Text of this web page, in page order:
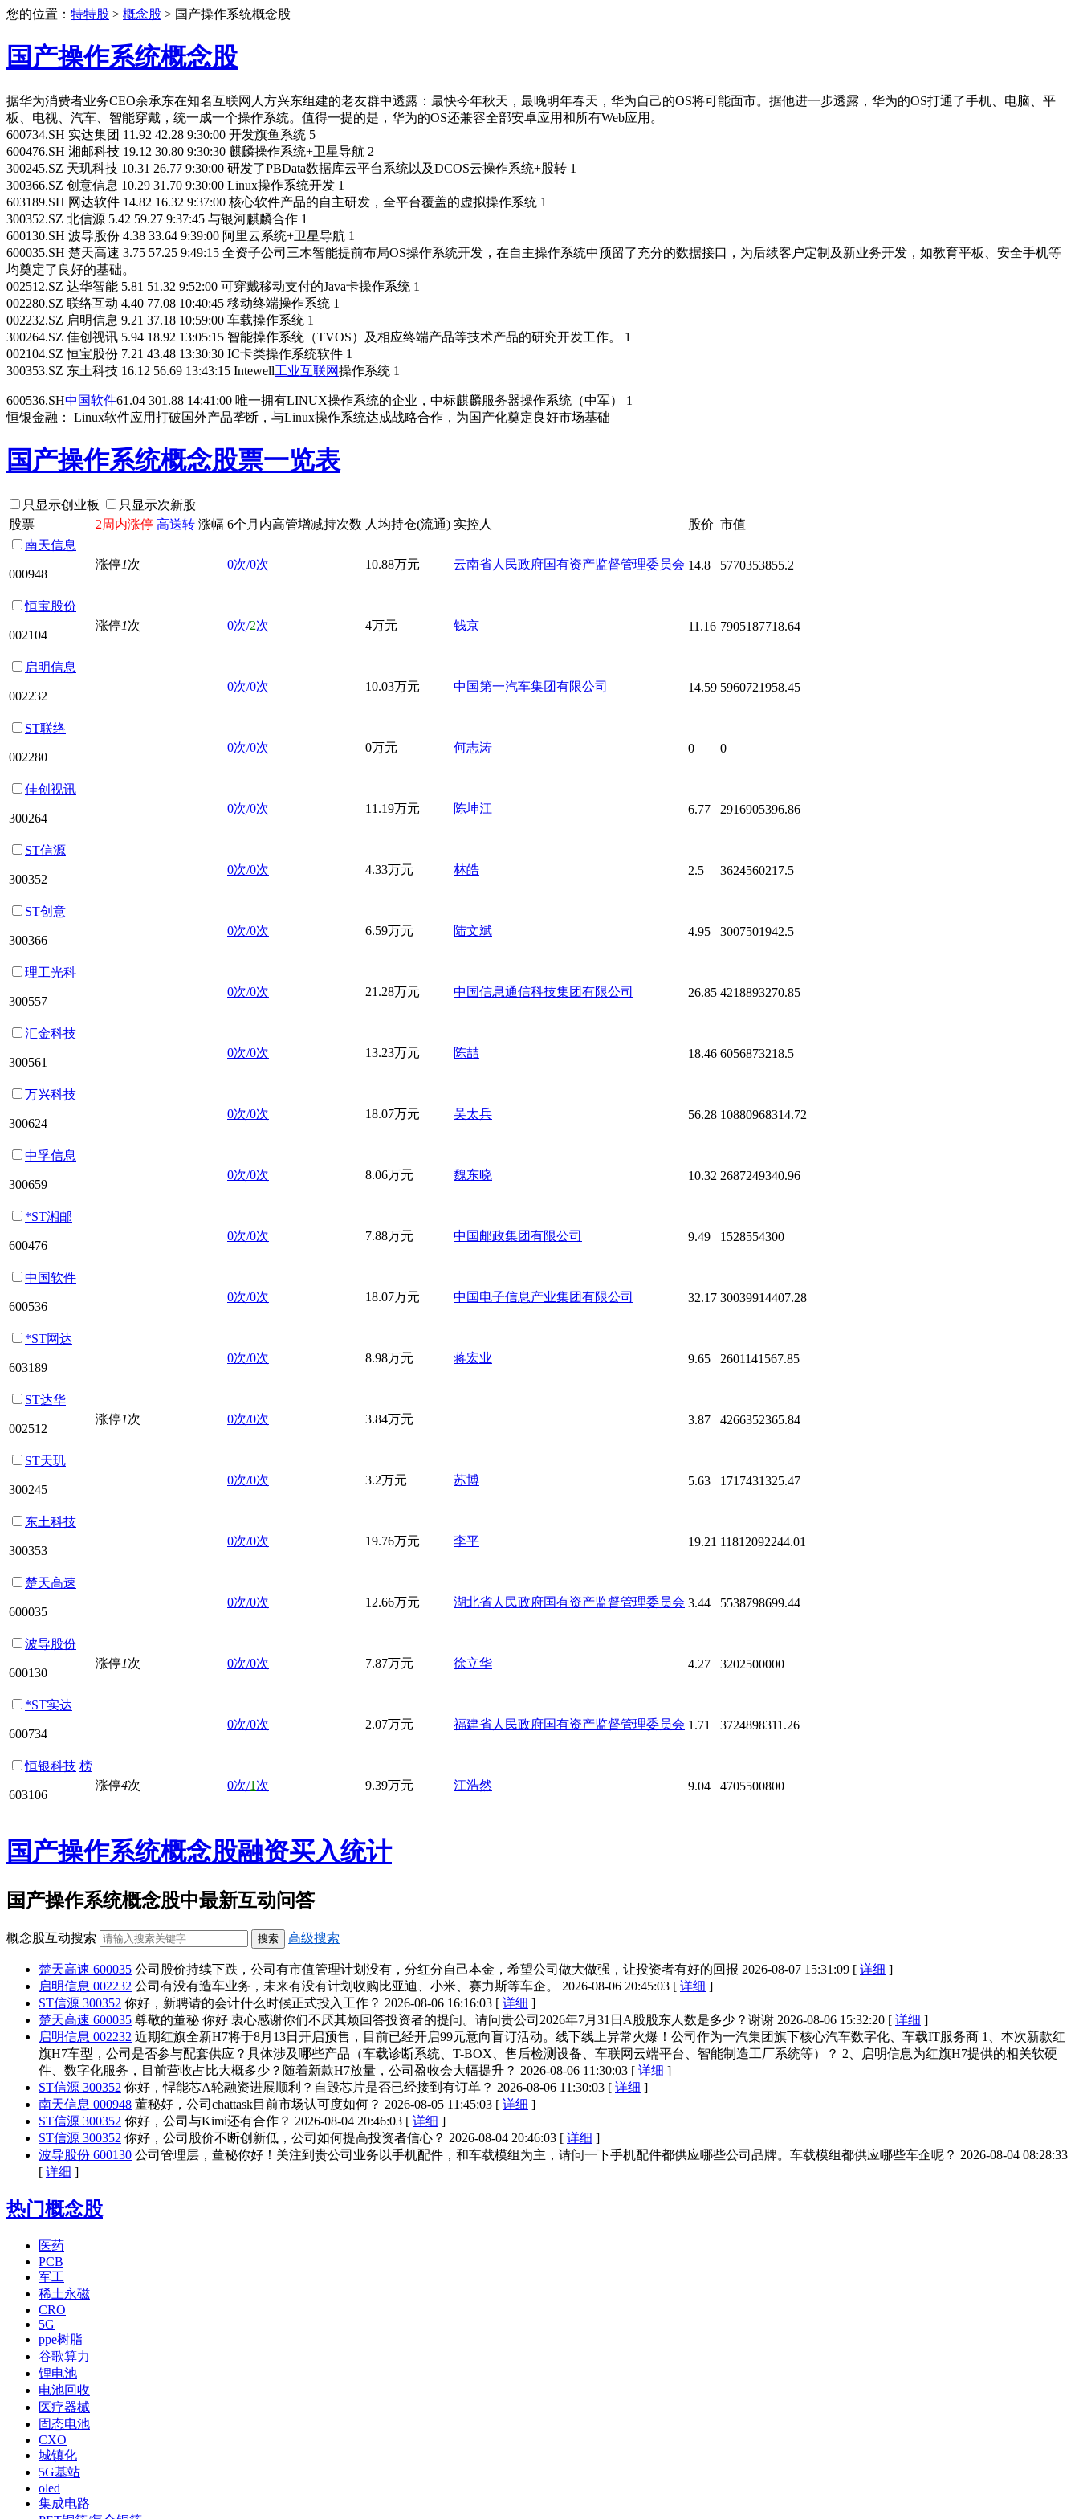
您的位置： 特特股 > 概念股 > 国产操作系统概念股
国产操作系统概念股
据华为消费者业务CEO余承东在知名互联网人方兴东组建的老友群中透露：最快今年秋天，最晚明年春天，华为自己的OS将可能面市。据他进一步透露，华为的OS打通了手机、电脑、平
板、电视、汽车、智能穿戴，统一成一个操作系统。值得一提的是，华为的OS还兼容全部安卓应用和所有Web应用。
600734.SH 实达集团 11.92 42.28 9:30:00 开发旗鱼系统 5
600476.SH 湘邮科技 19.12 30.80 9:30:30 麒麟操作系统+卫星导航 2
300245.SZ 天玑科技 10.31 26.77 9:30:00 研发了PBData数据库云平台系统以及DCOS云操作系统+股转 1
300366.SZ 创意信息 10.29 31.70 9:30:00 Linux操作系统开发 1
603189.SH 网达软件 14.82 16.32 9:37:00 核心软件产品的自主研发，全平台覆盖的虚拟操作系统 1
300352.SZ 北信源 5.42 59.27 9:37:45 与银河麒麟合作 1
600130.SH 波导股份 4.38 33.64 9:39:00 阿里云系统+卫星导航 1
600035.SH 楚天高速 3.75 57.25 9:49:15 全资子公司三木智能提前布局OS操作系统开发，在自主操作系统中预留了充分的数据接口，为后续客户定制及新业务开发，如教育平板、安全手机等
均奠定了良好的基础。
002512.SZ 达华智能 5.81 51.32 9:52:00 可穿戴移动支付的Java卡操作系统 1
002280.SZ 联络互动 4.40 77.08 10:40:45 移动终端操作系统 1
002232.SZ 启明信息 9.21 37.18 10:59:00 车载操作系统 1
300264.SZ 佳创视讯 5.94 18.92 13:05:15 智能操作系统（TVOS）及相应终端产品等技术产品的研究开发工作。 1
002104.SZ 恒宝股份 7.21 43.48 13:30:30 IC卡类操作系统软件 1
300353.SZ 东土科技 16.12 56.69 13:43:15 Intewell工业互联网操作系统 1
600536.SH中国软件61.04 301.88 14:41:00 唯一拥有LINUX操作系统的企业，中标麒麟服务器操作系统（中军） 1
恒银金融： Linux软件应用打破国外产品垄断，与Linux操作系统达成战略合作，为国产化奠定良好市场基础
国产操作系统概念股票一览表
只显示创业板
只显示次新股
股票
2周内涨停 高送转 涨幅 6个月内高管增减持次数 人均持仓(流通) 实控人 股价 市值
南天信息
000948
涨停1次 0次/0次 10.88万元 云南省人民政府国有资产监督管理委员会 14.8 5770353855.2
恒宝股份
002104
涨停1次 0次/2次 4万元 钱京 11.16 7905187718.64
启明信息
002232
0次/0次 10.03万元 中国第一汽车集团有限公司 14.59 5960721958.45
ST联络
002280
0次/0次 0万元 何志涛 0 0
佳创视讯
300264
0次/0次 11.19万元 陈坤江 6.77 2916905396.86
ST信源
300352
0次/0次 4.33万元 林皓 2.5 3624560217.5
ST创意
300366
0次/0次 6.59万元 陆文斌 4.95 3007501942.5
理工光科
300557
0次/0次 21.28万元 中国信息通信科技集团有限公司 26.85 4218893270.85
汇金科技
300561
0次/0次 13.23万元 陈喆 18.46 6056873218.5
万兴科技
300624
0次/0次 18.07万元 吴太兵 56.28 10880968314.72
中孚信息
300659
0次/0次 8.06万元 魏东晓 10.32 2687249340.96
*ST湘邮
600476
0次/0次 7.88万元 中国邮政集团有限公司 9.49 1528554300
中国软件
600536
0次/0次 18.07万元 中国电子信息产业集团有限公司 32.17 30039914407.28
*ST网达
603189
0次/0次 8.98万元 蒋宏业 9.65 2601141567.85
ST达华
002512
涨停1次 0次/0次 3.84万元 3.87 4266352365.84
ST天玑
300245
0次/0次 3.2万元 苏博 5.63 1717431325.47
东土科技
300353
0次/0次 19.76万元 李平 19.21 11812092244.01
楚天高速
600035
0次/0次 12.66万元 湖北省人民政府国有资产监督管理委员会 3.44 5538798699.44
波导股份
600130
涨停1次 0次/0次 7.87万元 徐立华 4.27 3202500000
*ST实达
600734
0次/0次 2.07万元 福建省人民政府国有资产监督管理委员会 1.71 3724898311.26
恒银科技 榜
603106
涨停4次 0次/1 次 9.39万元 江浩然 9.04 4705500800
国产操作系统概念股融资买入统计
国产操作系统概念股中最新互动问答
概念股互动搜索 高级搜索
楚天高速 600035 公司股价持续下跌，公司有市值管理计划没有，分红分自己本金，希望公司做大做强，让投资者有好的回报 2026-08-07 15:31:09 [ 详细 ]
启明信息 002232 公司有没有造车业务，未来有没有计划收购比亚迪、小米、赛力斯等车企。 2026-08-06 20:45:03 [ 详细 ]
ST信源 300352 你好，新聘请的会计什么时候正式投入工作？ 2026-08-06 16:16:03 [ 详细 ]
楚天高速 600035 尊敬的董秘 你好 衷心感谢你们不厌其烦回答投资者的提问。请问贵公司2026年7月31日A股股东人数是多少？谢谢 2026-08-06 15:32:20 [ 详细 ]
启明信息 002232 近期红旗全新H7将于8月13日开启预售，目前已经开启99元意向盲订活动。线下线上异常火爆！公司作为一汽集团旗下核心汽车数字化、车载IT服务商 1、本次新款红
旗H7车型，公司是否参与配套供应？具体涉及哪些产品（车载诊断系统、T-BOX、售后检测设备、车联网云端平台、智能制造工厂系统等）？ 2、启明信息为红旗H7提供的相关软硬
件、数字化服务，目前营收占比大概多少？随着新款H7放量，公司盈收会大幅提升？ 2026-08-06 11:30:03 [ 详细 ]
ST信源 300352 你好，悍能芯A轮融资进展顺利？自毁芯片是否已经接到有订单？ 2026-08-06 11:30:03 [ 详细 ]
南天信息 000948 董秘好，公司chattask目前市场认可度如何？ 2026-08-05 11:45:03 [ 详细 ]
ST信源 300352 你好，公司与Kimi还有合作？ 2026-08-04 20:46:03 [ 详细 ]
ST信源 300352 你好，公司股价不断创新低，公司如何提高投资者信心？ 2026-08-04 20:46:03 [ 详细 ]
波导股份 600130 公司管理层，董秘你好！关注到贵公司业务以手机配件，和车载模组为主，请问一下手机配件都供应哪些公司品牌。车载模组都供应哪些车企呢？ 2026-08-04 08:28:33
[ 详细 ]
热门概念股
医药
PCB
军工
稀土永磁
CRO
5G
ppe树脂
谷歌算力
锂电池
电池回收
医疗器械
固态电池
CXO
城镇化
5G基站
oled
集成电路